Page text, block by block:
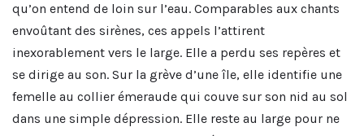
qu’on entend de loin sur l’eau. Comparables aux chants
envoûtant des sirènes, ces appels l’attirent
inexorablement vers le large. Elle a perdu ses repères et
se dirige au son. Sur la grève d’une île, elle identifie une
femelle au collier émeraude qui couve sur son nid au sol
dans une simple dépression. Elle reste au large pour ne